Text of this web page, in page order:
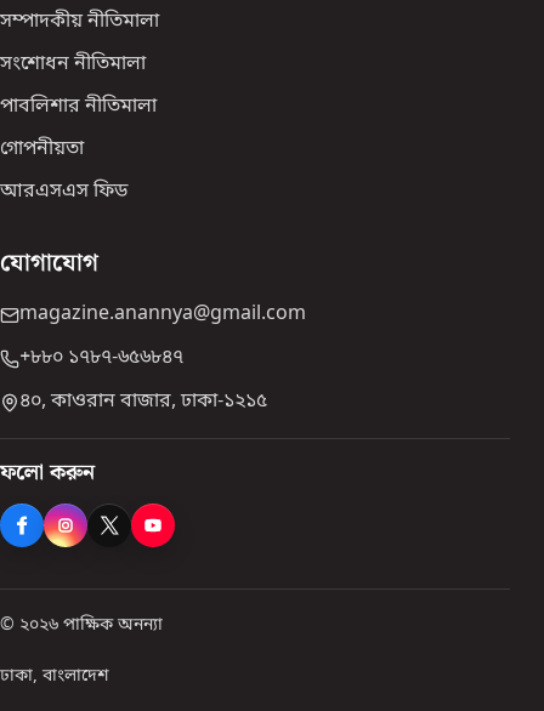
সম্পাদকীয় নীতিমালা
সংশোধন নীতিমালা
পাবলিশার নীতিমালা
গোপনীয়তা
আরএসএস ফিড
যোগাযোগ
magazine.anannya@gmail.com
+৮৮০ ১৭৮৭-৬৫৬৮৪৭
৪০, কাওরান বাজার, ঢাকা-১২১৫
ফলো করুন
© ২০২৬ পাক্ষিক অনন্যা
ঢাকা, বাংলাদেশ